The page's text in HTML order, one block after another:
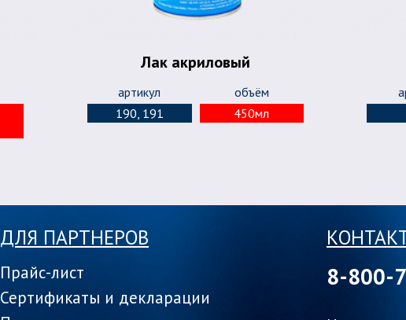
Лак акриловый
артикул
объём
190, 191
450мл
ДЛЯ ПАРТНЕРОВ
Прайс-лист
Сертификаты и декларации
8-800-